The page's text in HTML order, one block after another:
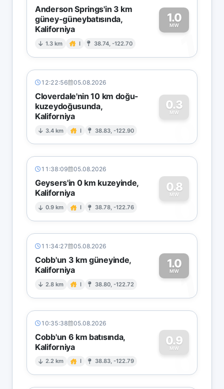
Anderson Springs'in 3 km
güney-güneybatısında,
Kaliforniya
1.3 km I 38.74, -122.70
1.0
MW
1
12:22:56 05.08.2026
Cloverdale'nin 10 km doğu-
kuzeydoğusunda,
Kaliforniya
3.4 km I 38.83, -122.90
0.3
MW
0
11:38:09 05.08.2026
Geysers'in 0 km kuzeyinde,
Kaliforniya
0.9 km I 38.78, -122.76
0.8
MW
0
11:34:27 05.08.2026
Cobb'un 3 km güneyinde,
Kaliforniya
2.8 km I 38.80, -122.72
1.0
MW1
10:35:38 05.08.2026
Cobb'un 6 km batısında,
Kaliforniya
2.2 km I 38.83, -122.79
0.9
MW
0